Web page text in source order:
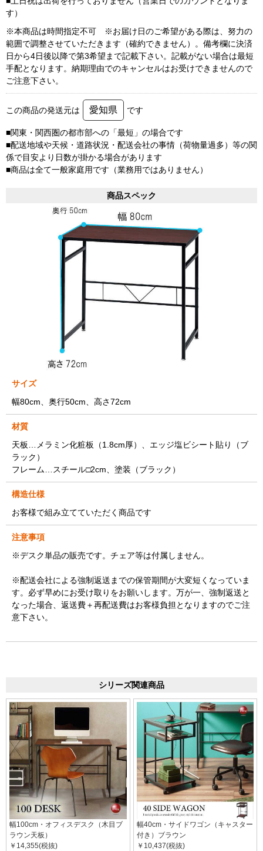
す）
※本商品は時間指定不可 ※お届け日のご希望がある際は、努力の
範囲で調整させていただきます（確約できません）。備考欄に決済
日から4日後以降で第3希望まで記載下さい。記載がない場合は最短
手配となります。納期理由でのキャンセルはお受けできませんので
ご注意下さい。
この商品の発送元は 愛知県 です
■関東・関西圏の都市部への「最短」の場合です
■配送地域や天候・道路状況・配送会社の事情（荷物量過多）等の関
係で目安より日数が掛かる場合があります
■商品は全て一般家庭用です（業務用ではありません）
商品スペック
サイズ
幅80cm、奥行50cm、高さ72cm
材質
天板…メラミン化粧板（1.8cm厚）、エッジ塩ビシート貼り（ブ
ラック）
フレーム…スチール□2cm、塗装（ブラック）
構造仕様
お客様で組み立てていただく商品です
注意事項
※デスク単品の販売です。チェア等は付属しません。
※配送会社による強制返送までの保管期間が大変短くなっていま
す。必ず早めにお受け取りをお願いします。万が一、強制返送と
なった場合、返送費＋再配送費はお客様負担となりますのでご注
意下さい。
シリーズ関連商品
幅100cm・オフィスデスク（木目ブ
ラウン天板）
￥14,355(税抜)
幅40cm・サイドワゴン（キャスター
付き）ブラウン
￥10,437(税抜)